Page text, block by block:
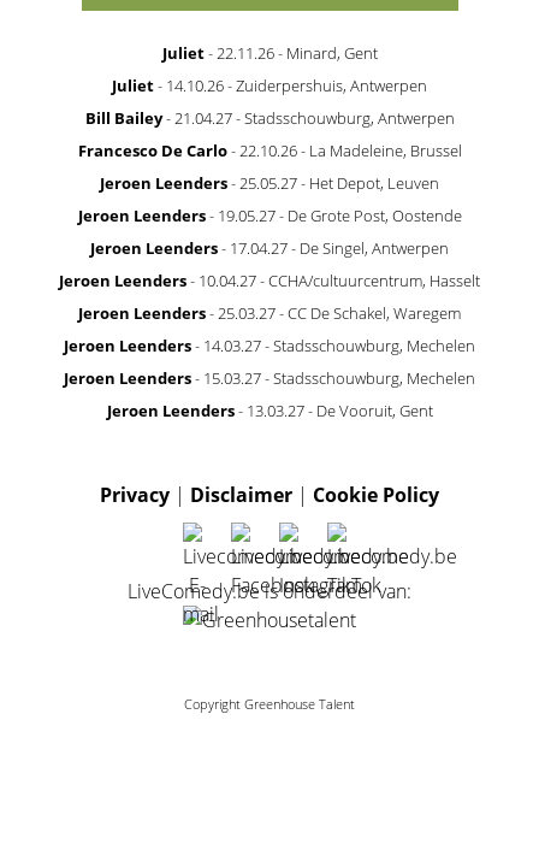
Juliet- 22.11.26 - Minard, Gent
Juliet- 14.10.26 - Zuiderpershuis, Antwerpen
Bill Bailey- 21.04.27 - Stadsschouwburg, Antwerpen
Francesco De Carlo- 22.10.26 - La Madeleine, Brussel
Jeroen Leenders- 25.05.27 - Het Depot, Leuven
Jeroen Leenders- 19.05.27 - De Grote Post, Oostende
Jeroen Leenders- 17.04.27 - De Singel, Antwerpen
Jeroen Leenders- 10.04.27 - CCHA/cultuurcentrum, Hasselt
Jeroen Leenders- 25.03.27 - CC De Schakel, Waregem
Jeroen Leenders- 14.03.27 - Stadsschouwburg, Mechelen
Jeroen Leenders- 15.03.27 - Stadsschouwburg, Mechelen
Jeroen Leenders- 13.03.27 - De Vooruit, Gent
Privacy | Disclaimer | Cookie Policy
LiveComedy.be is onderdeel van:
Copyright Greenhouse Talent